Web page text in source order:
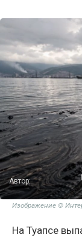
Автор:
Изображение ©
На Туапсе